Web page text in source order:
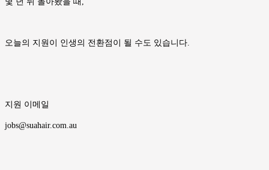
오늘의 지원이 인생의 전환점이 될 수도 있습니다.
지원 이메일
jobs@suahair.com.au